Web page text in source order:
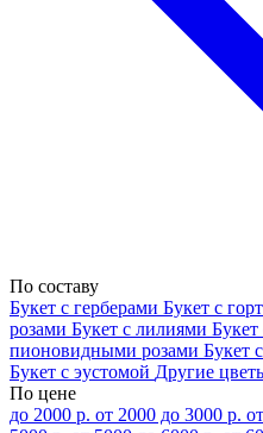
По составу
Букет с герберами Букет с
розами Букет с лилиями
пионовидными розами Букет
Букет с эустомой Другие
По цене
до 2000 р. от 2000 до 3000 р.